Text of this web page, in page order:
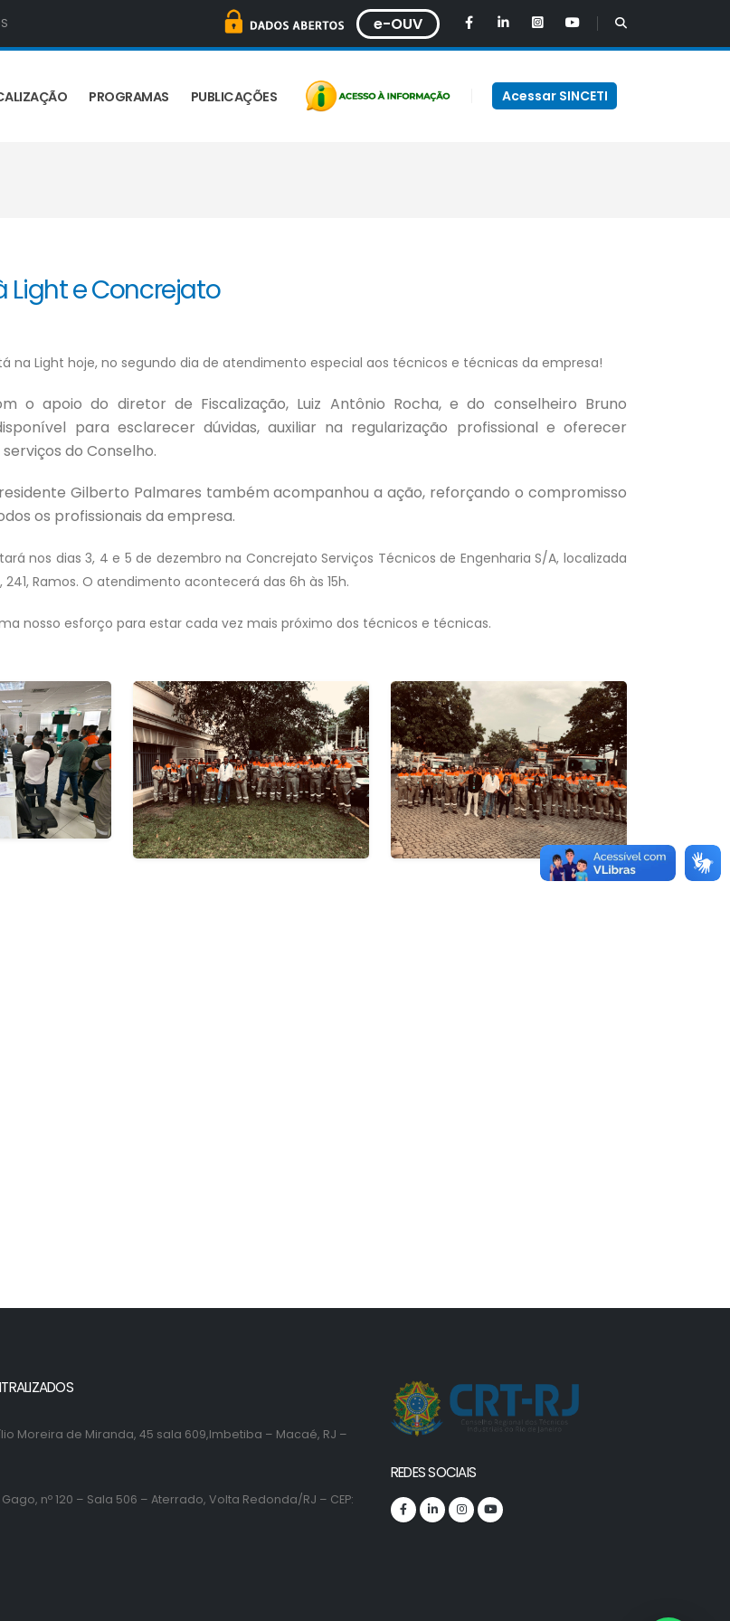
e-OUV
PROGRAMAS PUBLICAÇÕES Acessar SINCETI
Light e Concrejato
na Light hoje, no segundo dia de atendimento especial aos técnicos e técnicas da empresa!
o apoio do diretor de Fiscalização, Luiz Antônio Rocha, e do conselheiro Bruno
para esclarecer dúvidas, auxiliar na regularização profissional e oferecer
do Conselho.
Gilberto Palmares também acompanhou a ação, reforçando o compromisso
os profissionais da empresa.
nos dias 3, 4 e 5 de dezembro na Concrejato Serviços Técnicos de Engenharia S/A, localizada
241, Ramos. O atendimento acontecerá das 6h às 15h.
nosso esforço para estar cada vez mais próximo dos técnicos e técnicas.
Moreira de Miranda, 45 sala 609,Imbetiba – Macaé, RJ –
nº 120 – Sala 506 – Aterrado, Volta Redonda/RJ – CEP:
REDES SOCIAIS